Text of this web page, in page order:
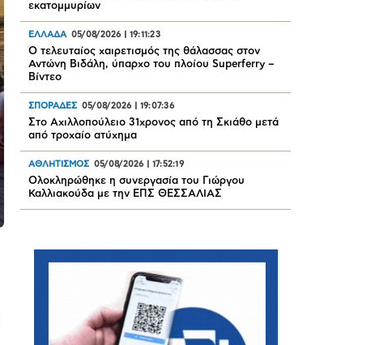
εκατομμυρίων
ΕΛΛΑΔΑ 05/08/2026 19:11:23
Ο τελευταίος χαιρετισμός της θάλασσας στον
Αντώνη Βιδάλη, ύπαρχο του πλοίου Superferry –
Βίντεο
ΣΠΟΡΑΔΕΣ 05/08/2026 19:07:36
Στο Αχιλλοπούλειο 31χρονος από τη Σκιάθο μετά
από τροχαίο ατύχημα
ΑΘΛΗΤΙΣΜΟΣ 05/08/2026 17:52:19
Oλοκληρώθηκε η συνεργασία του Γιώργου
Καλλιακούδα με την ΕΠΣ ΘΕΣΣΑΛΙΑΣ